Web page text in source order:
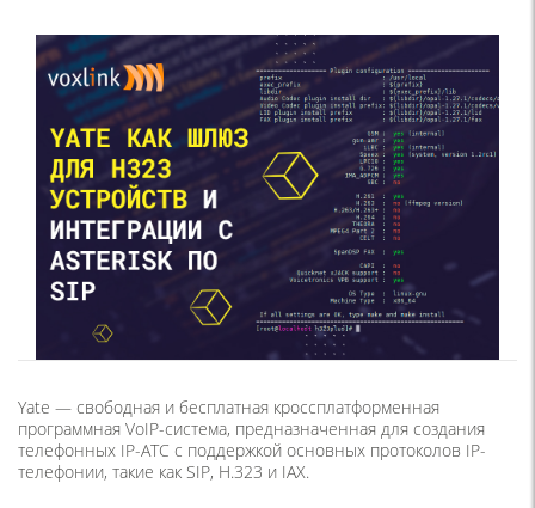
Yate — свободная и бесплатная кроссплатформенная
программная VoIP-система, предназначенная для создания
телефонных IP-АТС с поддержкой основных протоколов IP-
телефонии, такие как SIP, H.323 и IAX.